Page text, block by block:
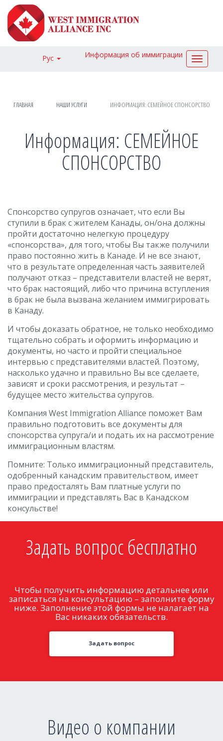
Toggle
Информация об иммиграции
Рус
ГЛАВНАЯ НАШИ УСЛУГИ ИНФОРМАЦИЯ: СЕМЕЙНОЕ СПОНСОРСТВО
Информация: СЕМЕЙНОЕ
СПОНСОРСТВО
Спонсорство супругов означает, что если Вы
ступили в брак с жителем Канады, он/она должны
пройти достаточно нелегкую процедуру
«спонсорства», для того, чтобы Вы также получили
право постоянно жить в Канаде. И не все знают,
что в результате определенная часть заявителей
получают отказ – представители властей не верят,
что брак настоящий, либо что причина вступления
в брак не была вызвана желанием иммигрировать
в Канаду.
И чтобы доказать обратное, не только необходимо
тщательно собрать и оформить информацию и
документы, но часто и пройти специальное
интервью с представителями властей. Поэтому,
насколько удачно и правильно Вы все сделаете,
зависят и сроки рассмотрения, и результат –
будущее место жительства супругов.
Компания West Immigration Alliance поможет Вам
правильно подготовить все документы для
спонсорства супруга/и и подать их на рассмотрение
иммиграционным властям.
Помните: Только иммиграционный представитель,
одобренный канадским правительством, имеет
право предосталять Вам платные услуги по
иммиграции и представлять Вас в Канадском
консульстве!
Задать вопрос бесплатно
Чтобы получить информацию детальнее или
записаться на консультацию – заполните форму
ниже. Заполнение этой формы не налагает на
Вас никаких обязательств.
Задать вопрос
Видео о компании